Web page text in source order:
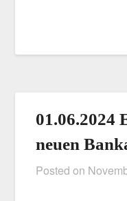
01.06.2024
neuen
Posted on